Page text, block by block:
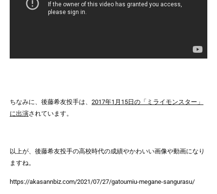
ちなみに、後藤希友投手は、 2017年1月15日の「ミライモンスター」
に出演されています。
以上が、後藤希友投手の高校時代の成績やかわいい画像や動画になり
ますね。
https://akasannbiz.com/2021/07/27/gatoumiu-megane-sangurasu/